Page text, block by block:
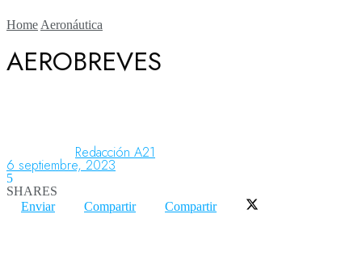
Aeronáutica
Aeropuertos
Home Aeronáutica
AEROBREVES
Redacción A21
6 septiembre, 2023
5
SHARES
Enviar
Compartir Compartir